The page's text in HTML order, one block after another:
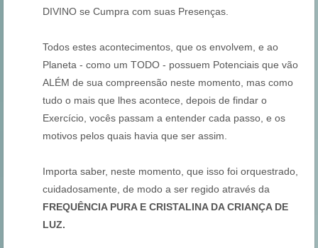
DIVINO se Cumpra com suas Presenças.
Todos estes acontecimentos, que os envolvem, e ao
Planeta - como um TODO - possuem Potenciais que vão
ALÉM de sua compreensão neste momento, mas como
tudo o mais que lhes acontece, depois de findar o
Exercício, vocês passam a entender cada passo, e os
motivos pelos quais havia que ser assim.
Importa saber, neste momento, que isso foi orquestrado,
cuidadosamente, de modo a ser regido através da
FREQUÊNCIA PURA E CRISTALINA DA CRIANÇA DE
LUZ.